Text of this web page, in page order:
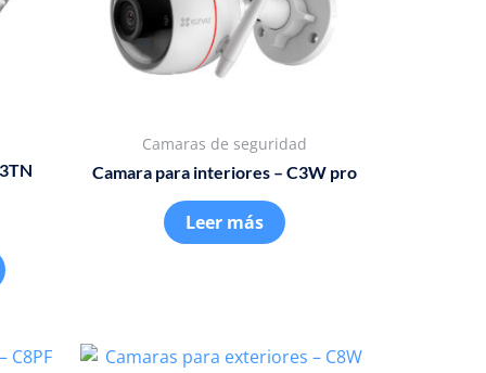
Camaras de seguridad
Camara para interiores – C3W pro
Leer más